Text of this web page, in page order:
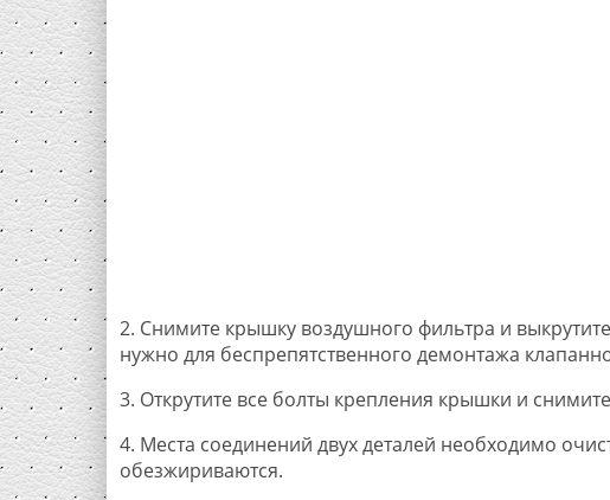
2. Снимите крышку воздушного фильтра и
нужно для беспрепятственного демонтажа
3. Открутите все болты крепления крышки и
4. Места соединений двух деталей необходимо
обезжириваются.